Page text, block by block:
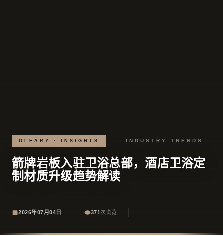
OLEARY · INSIGHTS INDUSTRY TRENDS
箭牌岩板入驻卫浴总部，酒店卫浴定
制材质升级趋势解读
2026年07月04日 371次浏览